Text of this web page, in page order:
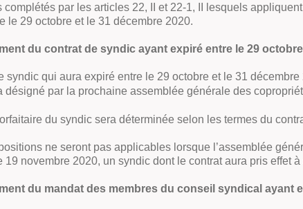
complétés par les articles 22, II et 22-1, II lesquels
le 29 octobre et le 31 décembre 2020.
du contrat de syndic ayant expiré entre le 29
syndic qui aura expiré entre le 29 octobre et le 31
désigné par la prochaine assemblée générale des
du syndic sera déterminée selon les termes du
ne seront pas applicables lorsque l’assemblée
19 novembre 2020, un syndic dont le contrat aura pris effet
du mandat des membres du conseil syndical ayant